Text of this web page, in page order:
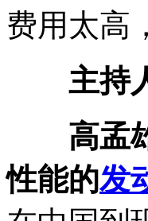
费用太高
主持
高孟
性能的发